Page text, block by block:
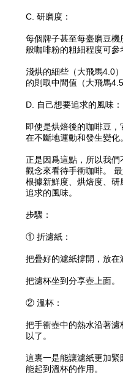
C. 研磨度：
每個牌子甚至每臺磨豆
般咖啡粉的粗細程度可參
淺烘的細些（大飛馬4.0
的則取中間值（大飛馬4.5
D. 自己想要追求的風味：
即使是烘焙後的咖啡豆
在不斷地運動和發生變化
正是因爲這點，所以我
觀念來看待手衝咖啡。
根據新鮮度、烘焙度、
追求的風味。
步驟：
① 折濾紙：
把疊好的濾紙撐開，放在
把濾杯坐到分享壺上面。
② 溫杯：
把手衝壺中的熱水沿著
以了。
這裏一是能讓濾紙更加
能起到溫杯的作用。